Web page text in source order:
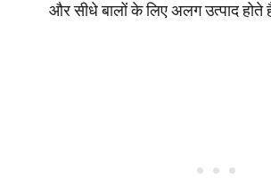
और सीधे बालों के लिए अलग उत्पाद होते